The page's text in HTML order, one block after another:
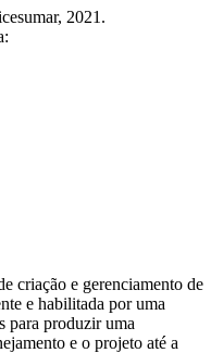
2021.
criação e gerenciamento de
e habilitada por uma
para produzir uma
e o projeto até a